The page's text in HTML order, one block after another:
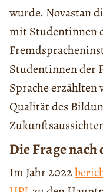
wurde. Novastan
mit Studentinnen
Studentinnen der
Sprache
Qualität des
Die Frage
Im Jahr 2022